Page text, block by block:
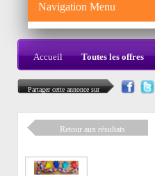
Navigation Menu
Accueil Toutes les offres
Partager cette annonce sur
Retour aux résultats